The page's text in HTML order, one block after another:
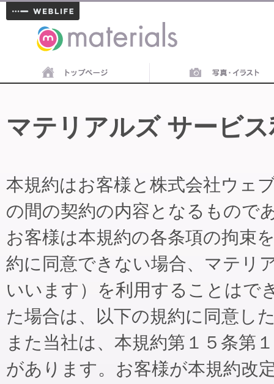
materials
マテリアルズ サービ
本規約はお客様と株式会社ウェ
の間の契約の内容となるもので
お客様は本規約の各条項の拘束
約に同意できない場合、マテリ
いいます）を利用することはで
た場合は、以下の規約に同意し
また当社は、本規約第１５条第
があります。お客様が本規約改